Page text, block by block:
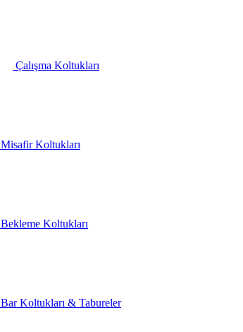
Çalışma Koltukları
Misafir Koltukları
Bekleme Koltukları
Bar Koltukları & Tabureler